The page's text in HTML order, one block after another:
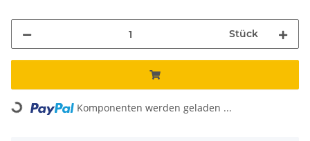
Stück
Loading... Komponenten werden geladen ...